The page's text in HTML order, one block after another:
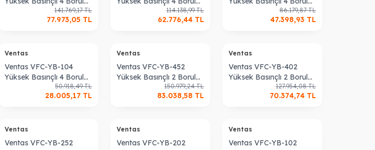
Fan Coil Cihazı141.769,17TL
77.973,05 TL
Fan Coil Cihazı114.138,99TL
62.776,44 TL
86.179,87TL
47.398,93 TL
Ventas
Ventas VFC-YB-104
Yüksek Basınçlı 4 Borulu
50.918,49TL
28.005,17 TL
Ventas
Ventas VFC-YB-452
Yüksek Basınçlı 2 Borulu
Fan Coil Cihazı150.979,24TL
83.038,58 TL
Ventas
Ventas VFC-YB-402
Yüksek Basınçlı 2 Borulu
Fan Coil Cihazı127.954,08TL
70.374,74TL
Ventas
Ventas VFC-YB-252
Ventas
Ventas VFC-YB-202
Ventas
Ventas VFC-YB-102